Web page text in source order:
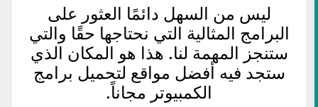
ليس من السهل دائمًا العثور على
البرامج المثالية التي نحتاجها حقًا والتي
ستنجز المهمة لنا. هذا هو المكان الذي
ستجد فيه أفضل مواقع لتحميل برامج
الكمبيوتر مجاناً.